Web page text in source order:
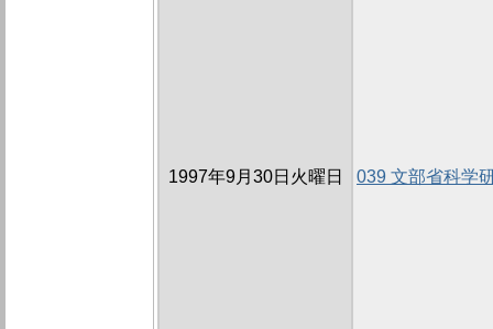
1997年9月30日火曜日 039 文部省科学